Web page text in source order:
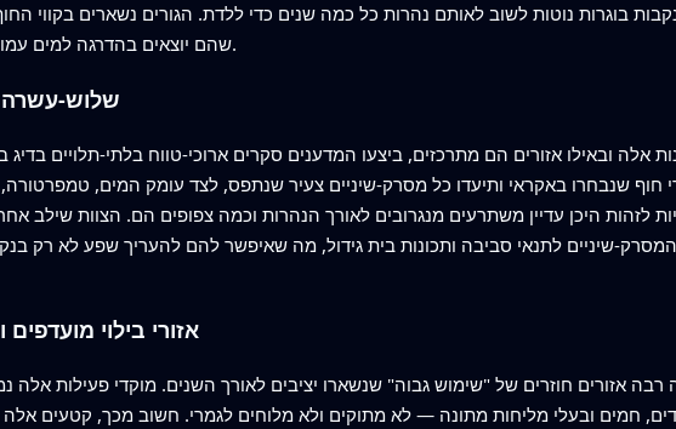
בוגרות נוטות לשוב לאותם נהרות כל כמה שנים כדי ללדת. הגורים נשארים בקווי
שהם יוצאים בהדרגה למים עמוקים ופתוחים יותר ככל שהם גדלים.
שלוש-
חוף שנבחרו באקראי ותיעדו כל מסרק-שיניים צעיר שנתפס, לצד עומק המים,
לזהות היכן עדיין משתרעים מנגרובים לאורך הנהרות וכמה צפופים הם. הצוות שילב
שיניים לתנאי סביבה ותכונות בית גידול, מה שאיפשר להם להעריך שפע לא רק
אזורי בילוי
חמים ובעלי מליחות מתונה — לא מתוקים ולא מלוחים לגמרי. חשוב מכך, קטעים אלה